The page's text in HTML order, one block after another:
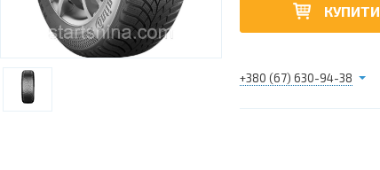
КУПИТИ
+380 (67) 630-94-38